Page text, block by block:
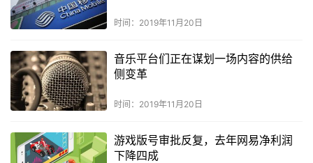
时间：2019年11月20日
音乐平台们正在谋划一场内容的供给
侧变革
时间：2019年11月20日
游戏版号审批反复，去年网易净利润
下降四成